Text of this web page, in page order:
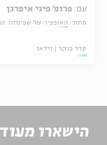
עם: פרופ' פיני איפרגן
מתוך: האופציה של שפינוזה:
סדר בוקר וידאו
הישארו